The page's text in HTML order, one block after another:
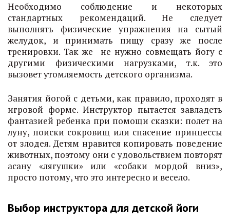
Необходимо соблюдение и некоторых
стандартных рекомендаций. Не следует
выполнять физические упражнения на сытый
желудок, и принимать пищу сразу же после
тренировки. Так же не нужно совмещать йогу с
другими физическими нагрузками, т.к. это
вызовет утомляемость детского организма.
Занятия йогой с детьми, как правило, проходят в
игровой форме. Инструктор пытается завладеть
фантазией ребенка при помощи сказки: полет на
луну, поиски сокровищ или спасение принцессы
от злодея. Детям нравится копировать поведение
животных, поэтому они с удовольствием повторят
асану «лягушки» или «собаки мордой вниз»,
просто потому, что это интересно и весело.
Выбор инструктора для детской йоги